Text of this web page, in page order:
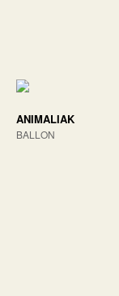
ANIMALIAK
BALLON